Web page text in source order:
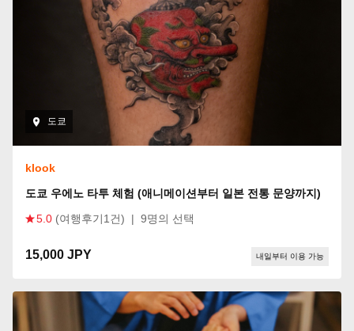
도쿄
klook
도쿄 우에노 타투 체험 (애니메이션부터 일본 전통 문양까지)
5.0 (여행후기1건) | 9명의 선택
15,000 JPY 내일부터 이용 가능